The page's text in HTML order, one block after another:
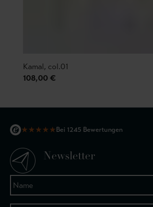
Kamal, col.01
108,00 €
★★★★★Bei 1245 Bewertungen
Newsletter